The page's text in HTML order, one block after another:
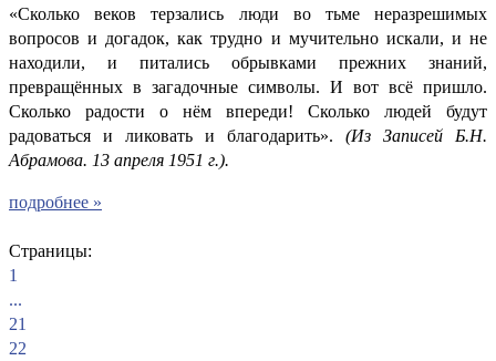
«Сколько веков терзались люди во тьме неразрешимых
вопросов и догадок, как трудно и мучительно искали, и не
находили, и питались обрывками прежних знаний,
превращённых в загадочные символы. И вот всё пришло.
Сколько радости о нём впереди! Сколько людей будут
радоваться и ликовать и благодарить». (Из Записей Б.Н.
Абрамова. 13 апреля 1951 г.).
подробнее »
Страницы:
1
...
21
22